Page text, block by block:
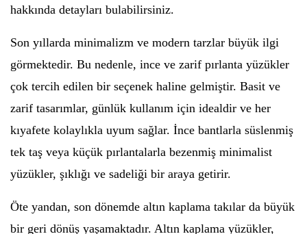
hakkında detayları bulabilirsiniz.
Son yıllarda minimalizm ve modern tarzlar büyük ilgi
görmektedir. Bu nedenle, ince ve zarif pırlanta yüzükler
çok tercih edilen bir seçenek haline gelmiştir. Basit ve
zarif tasarımlar, günlük kullanım için idealdir ve her
kıyafete kolaylıkla uyum sağlar. İnce bantlarla süslenmiş
tek taş veya küçük pırlantalarla bezenmiş minimalist
yüzükler, şıklığı ve sadeliği bir araya getirir.
Öte yandan, son dönemde altın kaplama takılar da büyük
bir geri dönüş yaşamaktadır. Altın kaplama yüzükler,